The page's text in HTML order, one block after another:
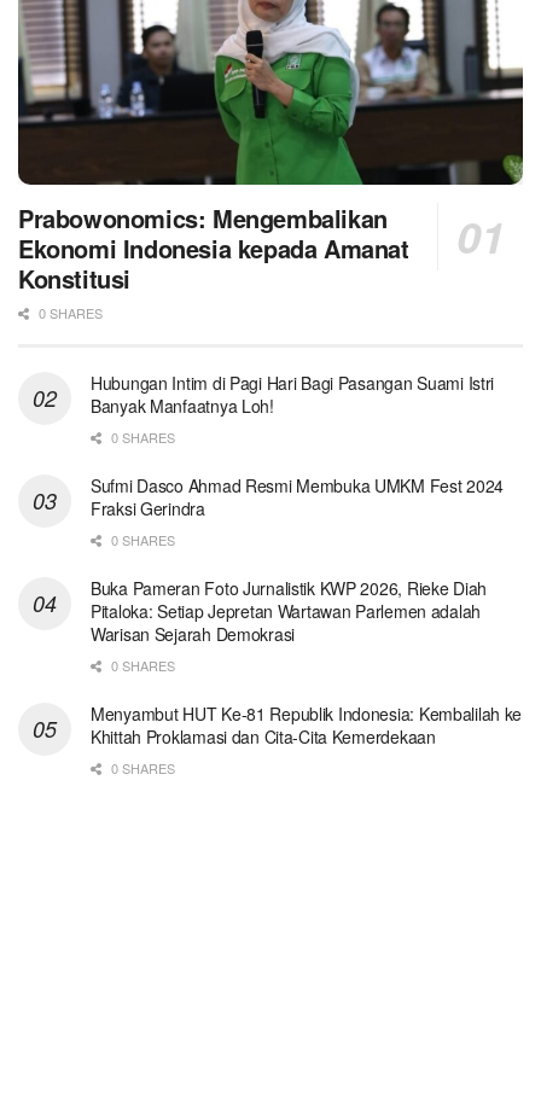
Prabowonomics: Mengembalikan
Ekonomi Indonesia kepada Amanat
Konstitusi
0 SHARES
Hubungan Intim di Pagi Hari Bagi Pasangan Suami Istri
Banyak Manfaatnya Loh!
0 SHARES
Sufmi Dasco Ahmad Resmi Membuka UMKM Fest 2024
Fraksi Gerindra
0 SHARES
Buka Pameran Foto Jurnalistik KWP 2026, Rieke Diah
Pitaloka: Setiap Jepretan Wartawan Parlemen adalah
Warisan Sejarah Demokrasi
0 SHARES
Menyambut HUT Ke-81 Republik Indonesia: Kembalilah ke
Khittah Proklamasi dan Cita-Cita Kemerdekaan
0 SHARES